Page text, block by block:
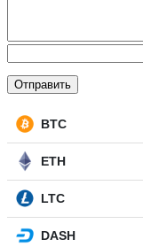
BTC
ETH
LTC
DASH